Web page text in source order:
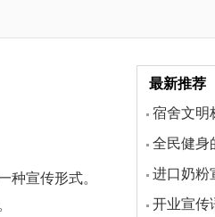
宣传形式。
最新推荐
宿舍文明
全民健身
进口奶粉
开业宣传